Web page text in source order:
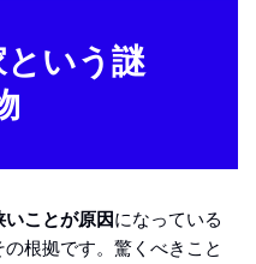
いう謎
ことが原因になっている
根拠です。驚くべきこと